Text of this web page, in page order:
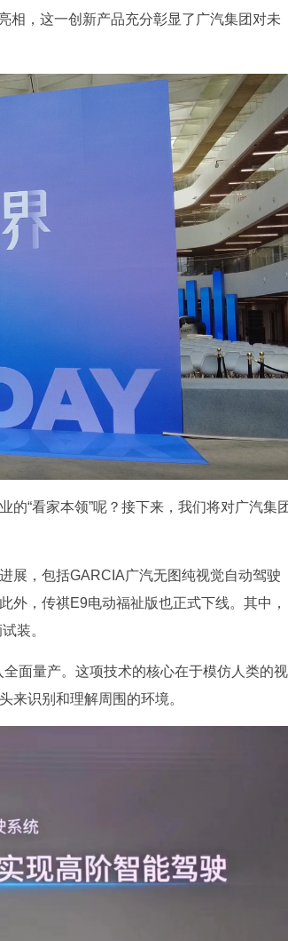
相，这一创新产品充分彰显了广汽集团对未
的“看家本领”呢？接下来，我们将对广汽集
展，包括GARCIA广汽无图纯视觉自动驾驶
外，传祺E9电动福祉版也正式下线。其中，
装。
面量产。这项技术的核心在于模仿人类的视
来识别和理解周围的环境。